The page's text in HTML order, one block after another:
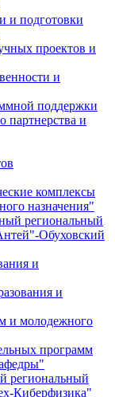
и подготовки
проектов и
и
поддержки
партнерства и
комплексы
назначения"
региональный
Обуховский
и
и
и молодежного
программ
региональный
Киберфизика"